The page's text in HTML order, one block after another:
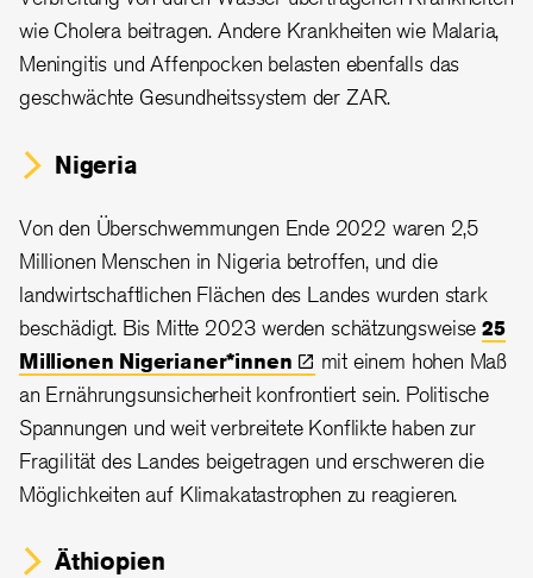
wie Cholera beitragen. Andere Krankheiten wie Malaria,
Meningitis und Affenpocken belasten ebenfalls das
geschwächte Gesundheitssystem der ZAR.
Nigeria
Von den Überschwemmungen Ende 2022 waren 2,5
Millionen Menschen in Nigeria betroffen, und die
landwirtschaftlichen Flächen des Landes wurden stark
beschädigt. Bis Mitte 2023 werden schätzungsweise25
Millionen Nigerianer*innen
mit einem hohen Maß
an Ernährungsunsicherheit konfrontiert sein. Politische
Spannungen und weit verbreitete Konflikte haben zur
Fragilität des Landes beigetragen und erschweren die
Möglichkeiten auf Klimakatastrophen zu reagieren.
Äthiopien